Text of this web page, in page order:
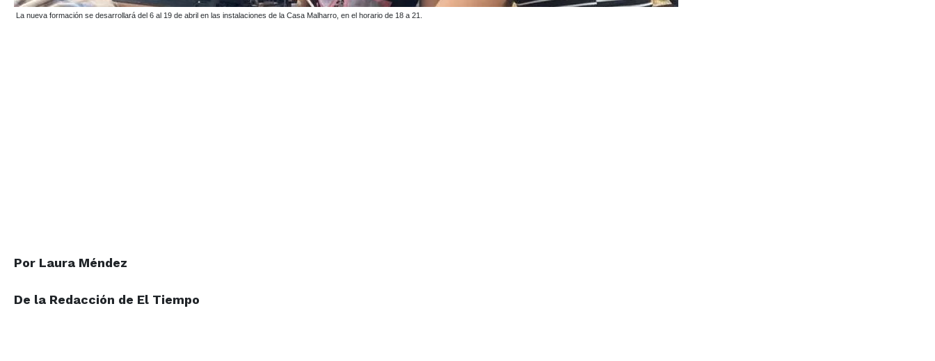
La nueva formación se desarrollará del 6 al 19 de abril en las instalaciones de la Casa Malharro, en el horario de 18 a 21.
Por Laura Méndez
De la Redacción de El Tiempo